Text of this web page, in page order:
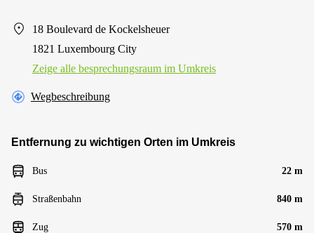
18 Boulevard de Kockelsheuer
1821 Luxembourg City
Zeige alle besprechungsraum im Umkreis
Wegbeschreibung
Entfernung zu wichtigen Orten im Umkreis
Bus 22 m
Straßenbahn 840 m
Zug 570 m